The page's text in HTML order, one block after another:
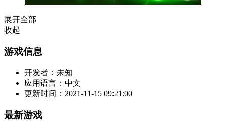
展开全部
收起
游戏信息
开发者： 未知
应用语言： 中文
更新时间： 2021-11-15 09:21:00
最新游戏